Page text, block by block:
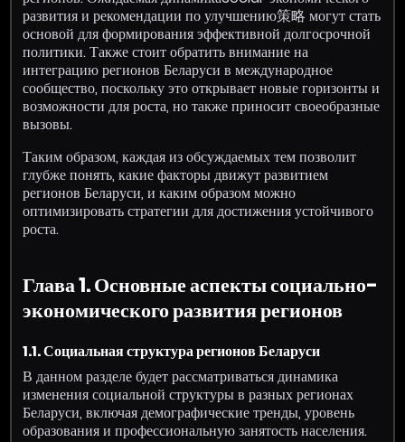
развития и рекомендации по улучшению策略 могут стать
основой для формирования эффективной долгосрочной
политики. Также стоит обратить внимание на
интеграцию регионов Беларуси в международное
сообщество, поскольку это открывает новые горизонты и
возможности для роста, но также приносит своеобразные
вызовы.
Таким образом, каждая из обсуждаемых тем позволит
глубже понять, какие факторы движут развитием
регионов Беларуси, и каким образом можно
оптимизировать стратегии для достижения устойчивого
роста.
Глава 1. Основные аспекты социально-
экономического развития регионов
1.1. Социальная структура регионов Беларуси
В данном разделе будет рассматриваться динамика
изменения социальной структуры в разных регионах
Беларуси, включая демографические тренды, уровень
образования и профессиональную занятость населения.